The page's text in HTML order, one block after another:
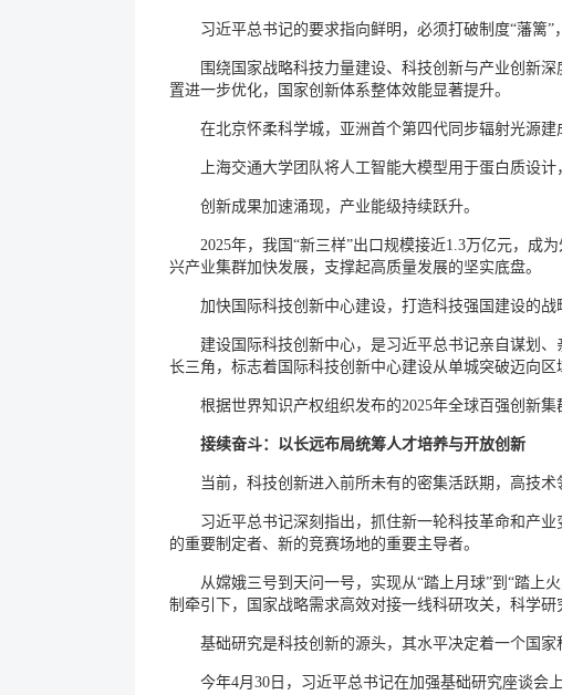
习近平总书记的要求指向鲜明，必须打破制度“藩篱”
围绕国家战略科技力量建设、科技创新与产业创新
置进一步优化，国家创新体系整体效能显著提升。
在北京怀柔科学城，亚洲首个第四代同步辐射光源
上海交通大学团队将人工智能大模型用于蛋白质设
创新成果加速涌现，产业能级持续跃升。
2025年，我国“新三样”出口规模接近1.3万亿元，成
兴产业集群加快发展，支撑起高质量发展的坚实底盘。
加快国际科技创新中心建设，打造科技强国建设的战
建设国际科技创新中心，是习近平总书记亲自谋划
长三角，标志着国际科技创新中心建设从单城突破迈向区
根据世界知识产权组织发布的2025年全球百强创新
接续奋斗：以长远布局统筹人才培养与开放创新
当前，科技创新进入前所未有的密集活跃期，高技术
习近平总书记深刻指出，抓住新一轮科技革命和产
的重要制定者、新的竞赛场地的重要主导者。
从嫦娥三号到天问一号，实现从“踏上月球”到“踏
制牵引下，国家战略需求高效对接一线科研攻关，科学
基础研究是科技创新的源头，其水平决定着一个国家
今年4月30日，习近平总书记在加强基础研究座谈会